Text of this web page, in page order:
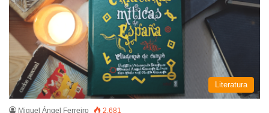
Literatura
Miguel Ángel Ferreiro 2.681